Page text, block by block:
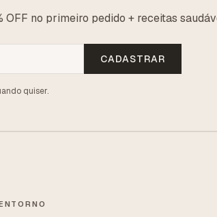
OFF no primeiro pedido + receitas
CADASTRAR
quiser.